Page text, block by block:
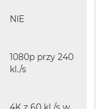
NIE
1080p przy 240
kl./s